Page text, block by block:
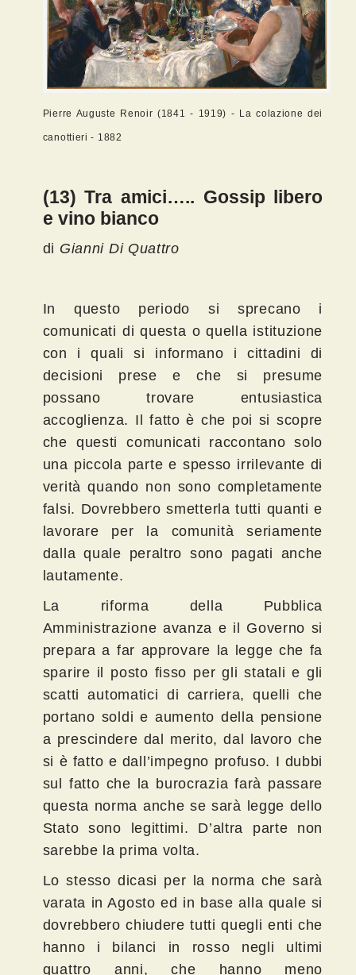
Pierre Auguste Renoir (1841 - 1919) - La colazione dei
canottieri - 1882
(13) Tra amici….. Gossip libero
e vino bianco
di Gianni Di Quattro
In questo periodo si sprecano i
comunicati di questa o quella istituzione
con i quali si informano i cittadini di
decisioni prese e che si presume
possano trovare entusiastica
accoglienza. Il fatto è che poi si scopre
che questi comunicati raccontano solo
una piccola parte e spesso irrilevante di
verità quando non sono completamente
falsi. Dovrebbero smetterla tutti quanti e
lavorare per la comunità seriamente
dalla quale peraltro sono pagati anche
lautamente.
La riforma della Pubblica
Amministrazione avanza e il Governo si
prepara a far approvare la legge che fa
sparire il posto fisso per gli statali e gli
scatti automatici di carriera, quelli che
portano soldi e aumento della pensione
a prescindere dal merito, dal lavoro che
si è fatto e dall’impegno profuso. I dubbi
sul fatto che la burocrazia farà passare
questa norma anche se sarà legge dello
Stato sono legittimi. D’altra parte non
sarebbe la prima volta.
Lo stesso dicasi per la norma che sarà
varata in Agosto ed in base alla quale si
dovrebbero chiudere tutti quegli enti che
hanno i bilanci in rosso negli ultimi
quattro anni, che hanno meno